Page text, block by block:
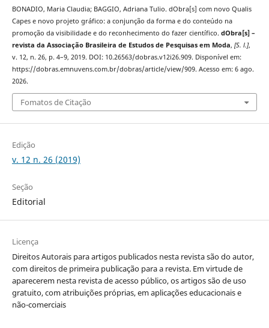
BONADIO, Maria Claudia; BAGGIO, Adriana Tulio. dObra[s] com novo Qualis
Capes e novo projeto gráfico: a conjunção da forma e do conteúdo na
promoção da visibilidade e do reconhecimento do fazer científico. dObra[s] –
revista da Associação Brasileira de Estudos de Pesquisas em Moda, [S. l.],
v. 12, n. 26, p. 4–9, 2019. DOI: 10.26563/dobras.v12i26.909. Disponível em:
https://dobras.emnuvens.com.br/dobras/article/view/909. Acesso em: 6 ago.
2026.
Fomatos de Citação
Edição
v. 12 n. 26 (2019)
Seção
Editorial
Licença
Direitos Autorais para artigos publicados nesta revista são do autor,
com direitos de primeira publicação para a revista. Em virtude de
aparecerem nesta revista de acesso público, os artigos são de uso
gratuito, com atribuições próprias, em aplicações educacionais e
não-comerciais